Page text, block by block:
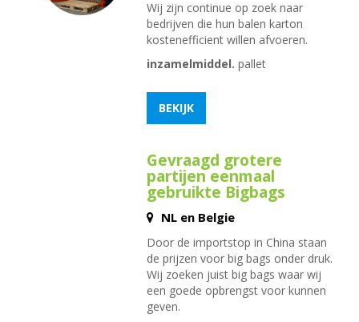
Wij zijn continue op zoek naar
bedrijven die hun balen karton
kostenefficient willen afvoeren.
inzamelmiddel. pallet
BEKIJK
Gevraagd grotere
partijen eenmaal
gebruikte Bigbags
NL en Belgie
Door de importstop in China staan
de prijzen voor big bags onder druk.
Wij zoeken juist big bags waar wij
een goede opbrengst voor kunnen
geven.